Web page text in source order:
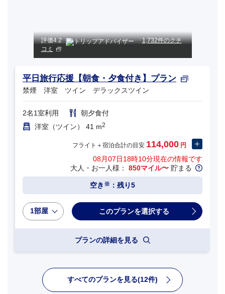
評価4.2
1,732件のクチ
コミ
平日旅行応援【朝食・夕食付き】プラン
禁煙 洋室 ツイン デラックスツイン
2名1室利用
朝夕食付
洋室（ツイン） 41 m2
フライト＋宿泊合計の目安 114,000 円
08月07日18時10分現在の情報です
大人・お一人様： 850マイル〜 貯まる
空き ※ ：残り5
1部屋
プランの詳細を見る
すべてのプランを見る(12件)